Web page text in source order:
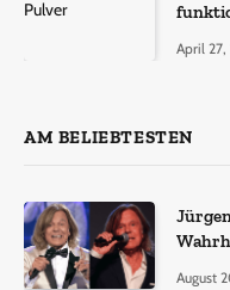
April
AM BELIEBTESTEN
August